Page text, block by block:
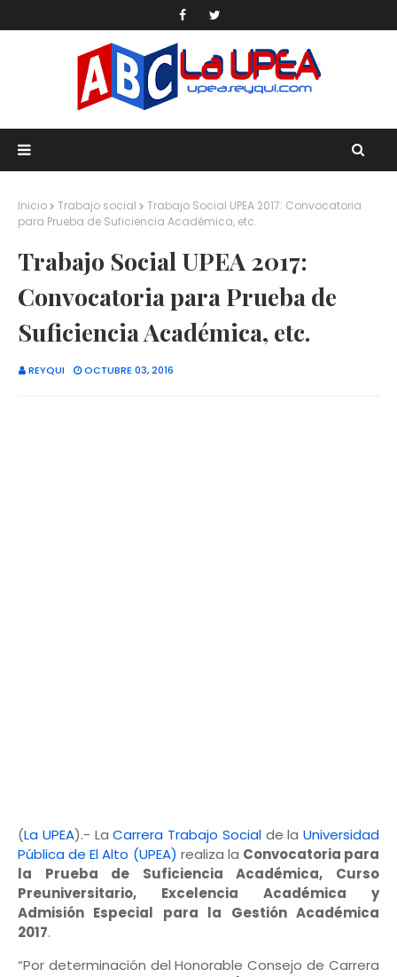
Inicio Trabajo social
Trabajo Social UPEA 2017: Convocatoria
para Prueba de Suficiencia Académica, etc.
Trabajo Social UPEA 2017:
Convocatoria para Prueba de
Suficiencia Académica, etc.
REYQUI OCTUBRE 03, 2016
(La UPEA).- LaCarrera Trabajo Socialde la Universidad
Pública de El Alto (UPEA) realiza la Convocatoria para
la Prueba de Suficiencia Académica, Curso
Preuniversitario, Excelencia Académica y
Admisión Especial para la Gestión Académica
2017.
“Por determinación del Honorable Consejo de Carrera